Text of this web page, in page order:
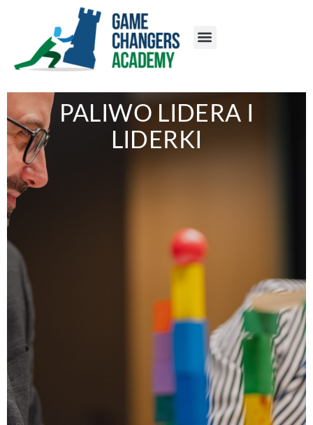
PALIWO LIDERA I
LIDERKI